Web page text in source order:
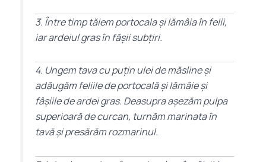
3. Între timp tăiem portocala și lămâia în felii,
iar ardeiul gras în fășii subțiri.
4. Ungem tava cu puțin ulei de măsline și
adăugăm feliile de portocală și lămâie și
fâșiile de ardei gras. Deasupra așezăm pulpa
superioară de curcan, turnăm marinata în
tavă și presărăm rozmarinul.